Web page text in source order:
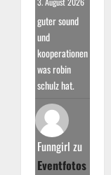
guter sound
und
kooperationen
was robin
schulz hat.
Funngirl zu
Eventfotos